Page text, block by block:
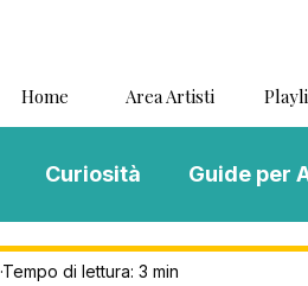
Home Area Artisti
Curiosità Guide per
MENTAL BLOG MUSIC
Tempo di lettura: 3 min